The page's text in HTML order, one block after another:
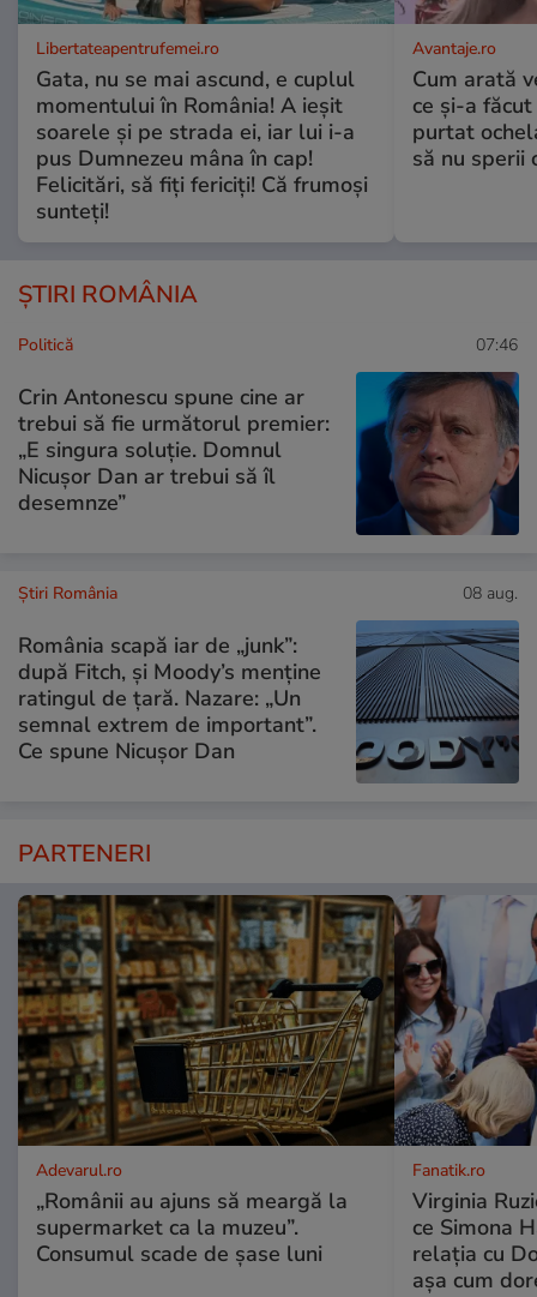
Libertateapentrufemei.ro
Gata, nu se mai ascund, e cuplul
momentului în România! A ieșit
soarele și pe strada ei, iar lui i-a
pus Dumnezeu mâna în cap!
Felicitări, să fiți fericiți! Că frumoși
sunteți!
Avantaje.ro
Cum arată
ce și-a
purtat
să nu sperii
ȘTIRI ROMÂNIA
Politică 07:46
Crin Antonescu spune cine ar
trebui să fie următorul premier:
„E singura soluție. Domnul
Nicușor Dan ar trebui să îl
desemnze”
Știri România 08 aug.
România scapă iar de „junk”:
după Fitch, și Moody’s menține
ratingul de țară. Nazare: „Un
semnal extrem de important”.
Ce spune Nicușor Dan
PARTENERI
Adevarul.ro
„Românii au ajuns să meargă la
supermarket ca la muzeu”.
Consumul scade de șase luni
Fanatik.ro
Virginia
ce Simona
relația cu
așa cum